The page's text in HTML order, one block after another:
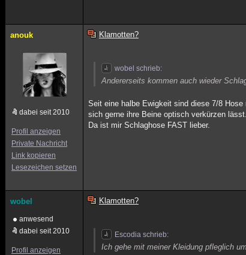
anouk
dabei seit 2010
Profil anzeigen
Private Nachricht
Link kopieren
Lesezeichen setzen
Klamotten?
wobel schrieb:
Andererseits kommen auch wieder
Seit eine halbe Ewigkeit sind diese 7/8
sich gerne ihre Beine optisch verkürzen lässt.
Da ist mir Schlaghose FAST lieber.
wobel
anwesend
dabei seit 2010
Profil anzeigen
Klamotten?
Escodia schrieb:
Ich gehe mit meiner Kleidung pfleglich